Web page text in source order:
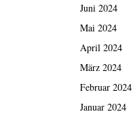
Juni 2024
Mai 2024
April 2024
März 2024
Februar 2024
Januar 2024